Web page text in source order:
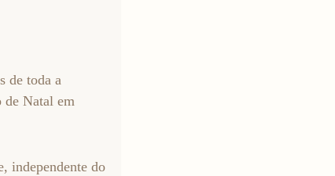
de toda a
de Natal em
independente do